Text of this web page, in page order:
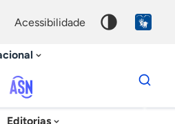
acessibilidade
Agência
Editorias
Dados
para